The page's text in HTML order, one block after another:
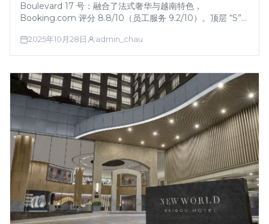
Boulevard 17 号：融合了法式奢华与越南特色，
Booking.com 评分 8.8/10（员工服务 9.2/10）。顶层 “S”
提供极佳的早餐，尽显法式殖民魅力。紧邻各领事馆、Notre
Dame（红教堂）和 Independence Palace（独立宫）。
2025年10月28日 admin_chau